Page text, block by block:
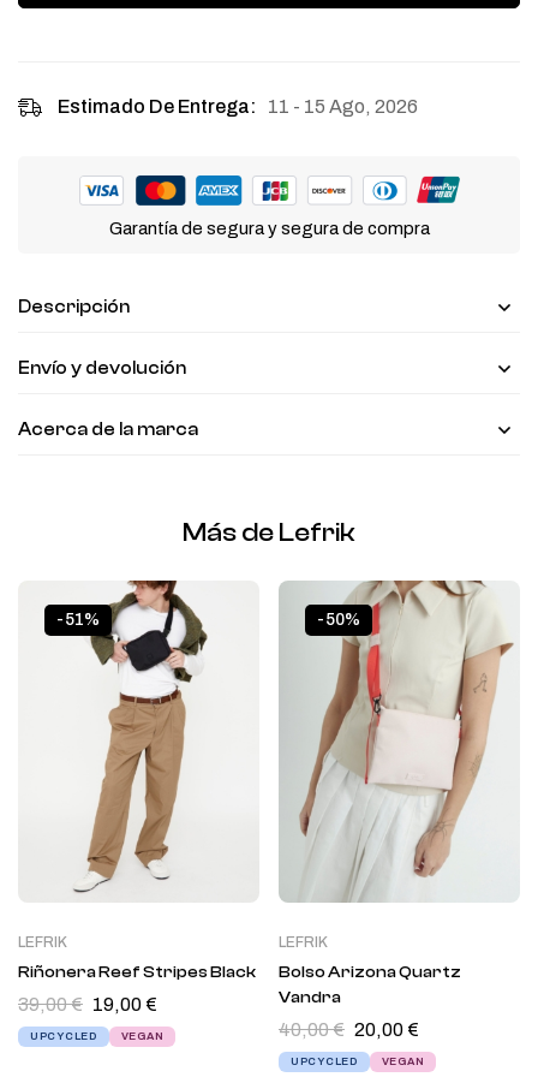
Estimado De Entrega: 11 - 15 Ago, 2026
Garantía de segura y segura de compra
Descripción
Envío y devolución
Acerca de la marca
Más de Lefrik
-51%
LEFRIK
Riñonera Reef Stripes Black
39,00€ 19,00€
UPCYCLED VEGAN
-50%
LEFRIK
Bolso Arizona Quartz
Vandra
40,00€ 20,00€
UPCYCLED VEGAN